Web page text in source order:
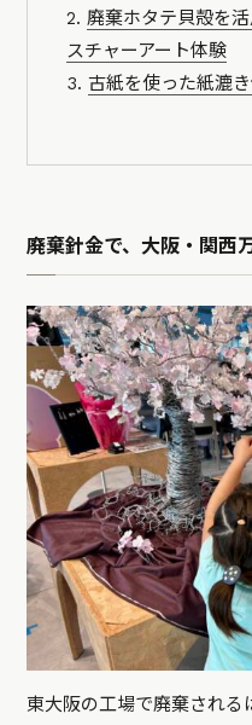
廃棄ホタテ貝殻を
スチャーアート体験
古紙を使った紙漉
廃棄針金で、大阪・関西
東大阪の工場で廃棄される